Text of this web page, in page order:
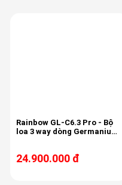
Rainbow GL-C6.3 Pro - Bộ
loa 3 way dòng Germanium
24.900.000 đ